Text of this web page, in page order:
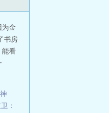
为金
书房
能看
：